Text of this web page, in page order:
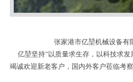
张家港市亿堃机械设备有
亿堃坚持“以质量求生存，以科技求发
竭诚欢迎新老客户，国内外客户莅临考察